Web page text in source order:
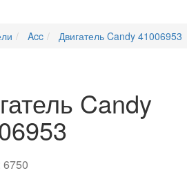
Acc Двигатель Candy 41006953
Candy
6750